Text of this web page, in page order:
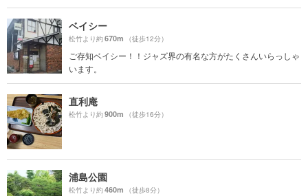
ベイシー
松竹より約670m （徒歩12分）
ご存知ベイシー！！ジャズ界の有名な方がたくさんいらっしゃ
います。
直利庵
松竹より約900m （徒歩16分）
浦島公園
松竹より約460m （徒歩8分）